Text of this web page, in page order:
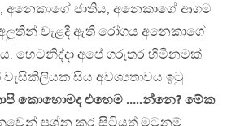
අනෙකාගේ ජාතිය, අනෙකාගේ ආගම
වැළදී ඇති රෝගය අනෙකාගේ
හෙටනිද්දා අපේ ගරුතර හිමිනමක්
සිය අවශ්‍යතාවය ඉටු
කොහොමද එහෙම …..න්නෙ? මේක
ප්‍රශ්න කර සිටියත් මටනම්